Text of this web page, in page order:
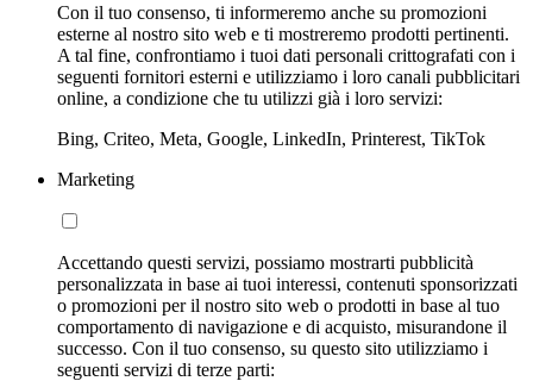
Con il tuo consenso, ti informeremo anche su promozioni
esterne al nostro sito web e ti mostreremo prodotti pertinenti.
A tal fine, confrontiamo i tuoi dati personali crittografati con i
seguenti fornitori esterni e utilizziamo i loro canali pubblicitari
online, a condizione che tu utilizzi già i loro servizi:
Bing, Criteo, Meta, Google, LinkedIn, Printerest, TikTok
Marketing
Accettando questi servizi, possiamo mostrarti pubblicità
personalizzata in base ai tuoi interessi, contenuti sponsorizzati
o promozioni per il nostro sito web o prodotti in base al tuo
comportamento di navigazione e di acquisto, misurandone il
successo. Con il tuo consenso, su questo sito utilizziamo i
seguenti servizi di terze parti: